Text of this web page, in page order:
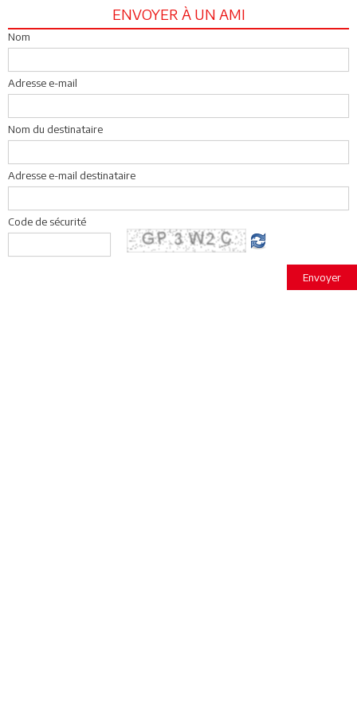
ENVOYER À UN AMI
Nom
Adresse e-mail
Nom du destinataire
Adresse e-mail destinataire
Code de sécurité
Envoyer